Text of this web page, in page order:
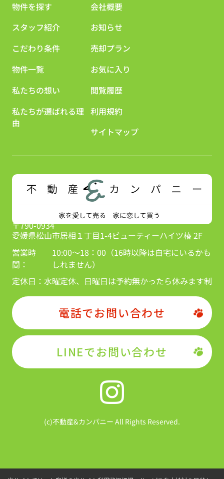
物件を探す
スタッフ紹介
こだわり条件
物件一覧
私たちの想い
私たちが選ばれる理
由
会社概要
お知らせ
売却プラン
お気に入り
閲覧履歴
利用規約
サイトマップ
〒790-0934
愛媛県松山市居相１丁目1-4ビューティーハイツ椿 2F
営業時
間：
10:00～18：00（16時以降は自宅にいるかも
しれません）
定休日： 水曜定休、日曜日は予約無かったら休みます制
電話でお問い合わせ
LINEでお問い合わせ
(c)不動産&カンパニー All Rights Reserved.